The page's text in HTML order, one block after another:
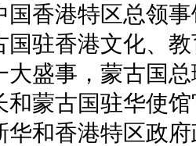
香港特区总领
国驻香港文化、
大盛事，蒙古国
和蒙古国驻华使
华和香港特区政